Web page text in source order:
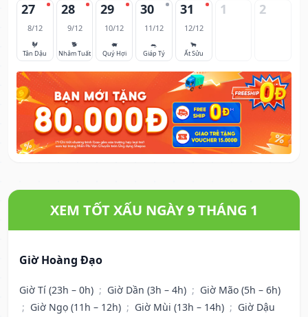
27
8/12
🐓
Tân Dậu
28
9/12
🐕
Nhâm Tuất
29
10/12
🐖
Quý Hợi
30
11/12
🐀
Giáp Tý
31
12/12
🐂
Ất Sửu
1 2
XEM TỐT XẤU NGÀY 9 THÁNG 1
Giờ Hoàng Đạo
Giờ Tí (23h – 0h) ; Giờ Dần (3h – 4h) ; Giờ Mão (5h – 6h)
; Giờ Ngọ (11h – 12h) ; Giờ Mùi (13h – 14h) ; Giờ Dậu